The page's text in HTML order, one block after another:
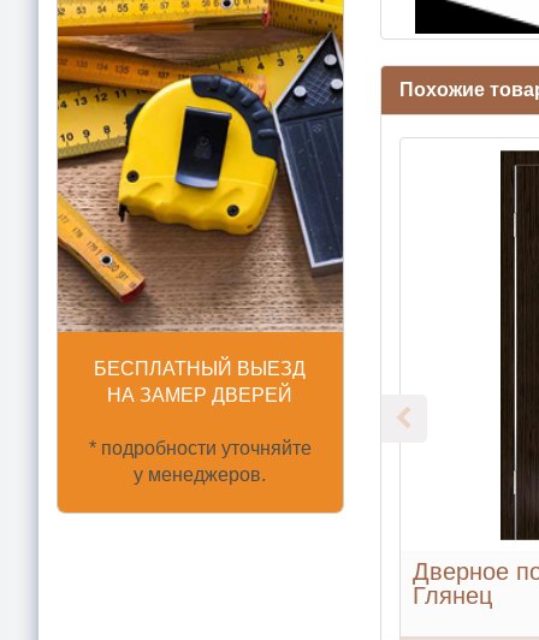
БЕСПЛАТНЫЙ ВЫЕЗД
НА ЗАМЕР ДВЕРЕЙ
* подробности уточняйте
у менеджеров.
Похожие
Дверное
Глянец